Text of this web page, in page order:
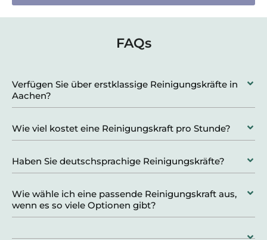
FAQs
Verfügen Sie über erstklassige Reinigungskräfte in
Aachen?
Wie viel kostet eine Reinigungskraft pro Stunde?
Haben Sie deutschsprachige Reinigungskräfte?
Wie wähle ich eine passende Reinigungskraft aus,
wenn es so viele Optionen gibt?